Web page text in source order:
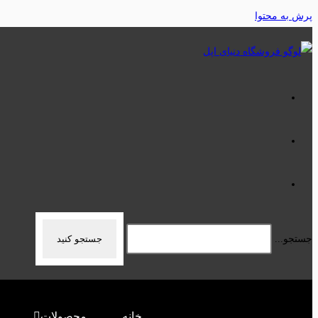
پرش به محتوا
جستجو... جستجو کنید